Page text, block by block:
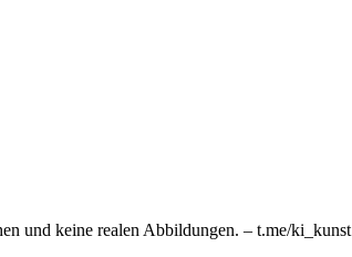
und keine realen Abbildungen. – t.me/ki_kunst